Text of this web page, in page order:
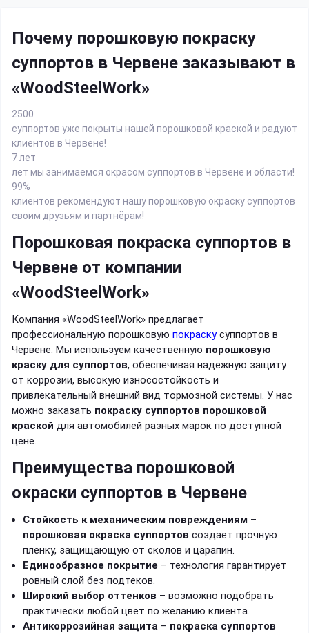
Почему порошковую покраску
суппортов в Червене заказывают в
«WoodSteelWork»
2500
суппортов уже покрыты нашей порошковой краской и радуют
клиентов в Червене!
7 лет
лет мы занимаемся окрасом суппортов в Червене и области!
99%
клиентов рекомендуют нашу порошковую окраску суппортов
своим друзьям и партнёрам!
Порошковая покраска суппортов в
Червене от компании
«WoodSteelWork»
Компания «WoodSteelWork» предлагает
профессиональную порошковую покраскусуппортов в
Червене. Мы используем качественную порошковую
краску для суппортов, обеспечивая надежную защиту
от коррозии, высокую износостойкость и
привлекательный внешний вид тормозной системы. У нас
можно заказать покраску суппортов порошковой
краской для автомобилей разных марок по доступной
цене.
Преимущества порошковой
окраски суппортов в Червене
Стойкость к механическим повреждениям –
порошковая окраска суппортов создает прочную
пленку, защищающую от сколов и царапин.
Единообразное покрытие – технология гарантирует
ровный слой без подтеков.
Широкий выбор оттенков – возможно подобрать
практически любой цвет по желанию клиента.
Антикоррозийная защита – покраска суппортов